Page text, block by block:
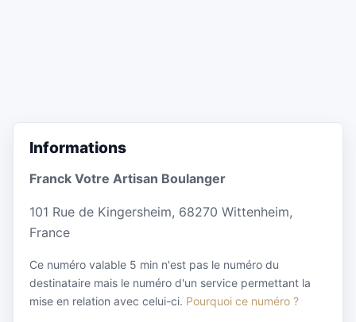
Informations
Franck Votre Artisan Boulanger
101 Rue de Kingersheim, 68270 Wittenheim,
France
Ce numéro valable 5 min n'est pas le numéro du
destinataire mais le numéro d'un service permettant la
mise en relation avec celui-ci. Pourquoi ce numéro ?